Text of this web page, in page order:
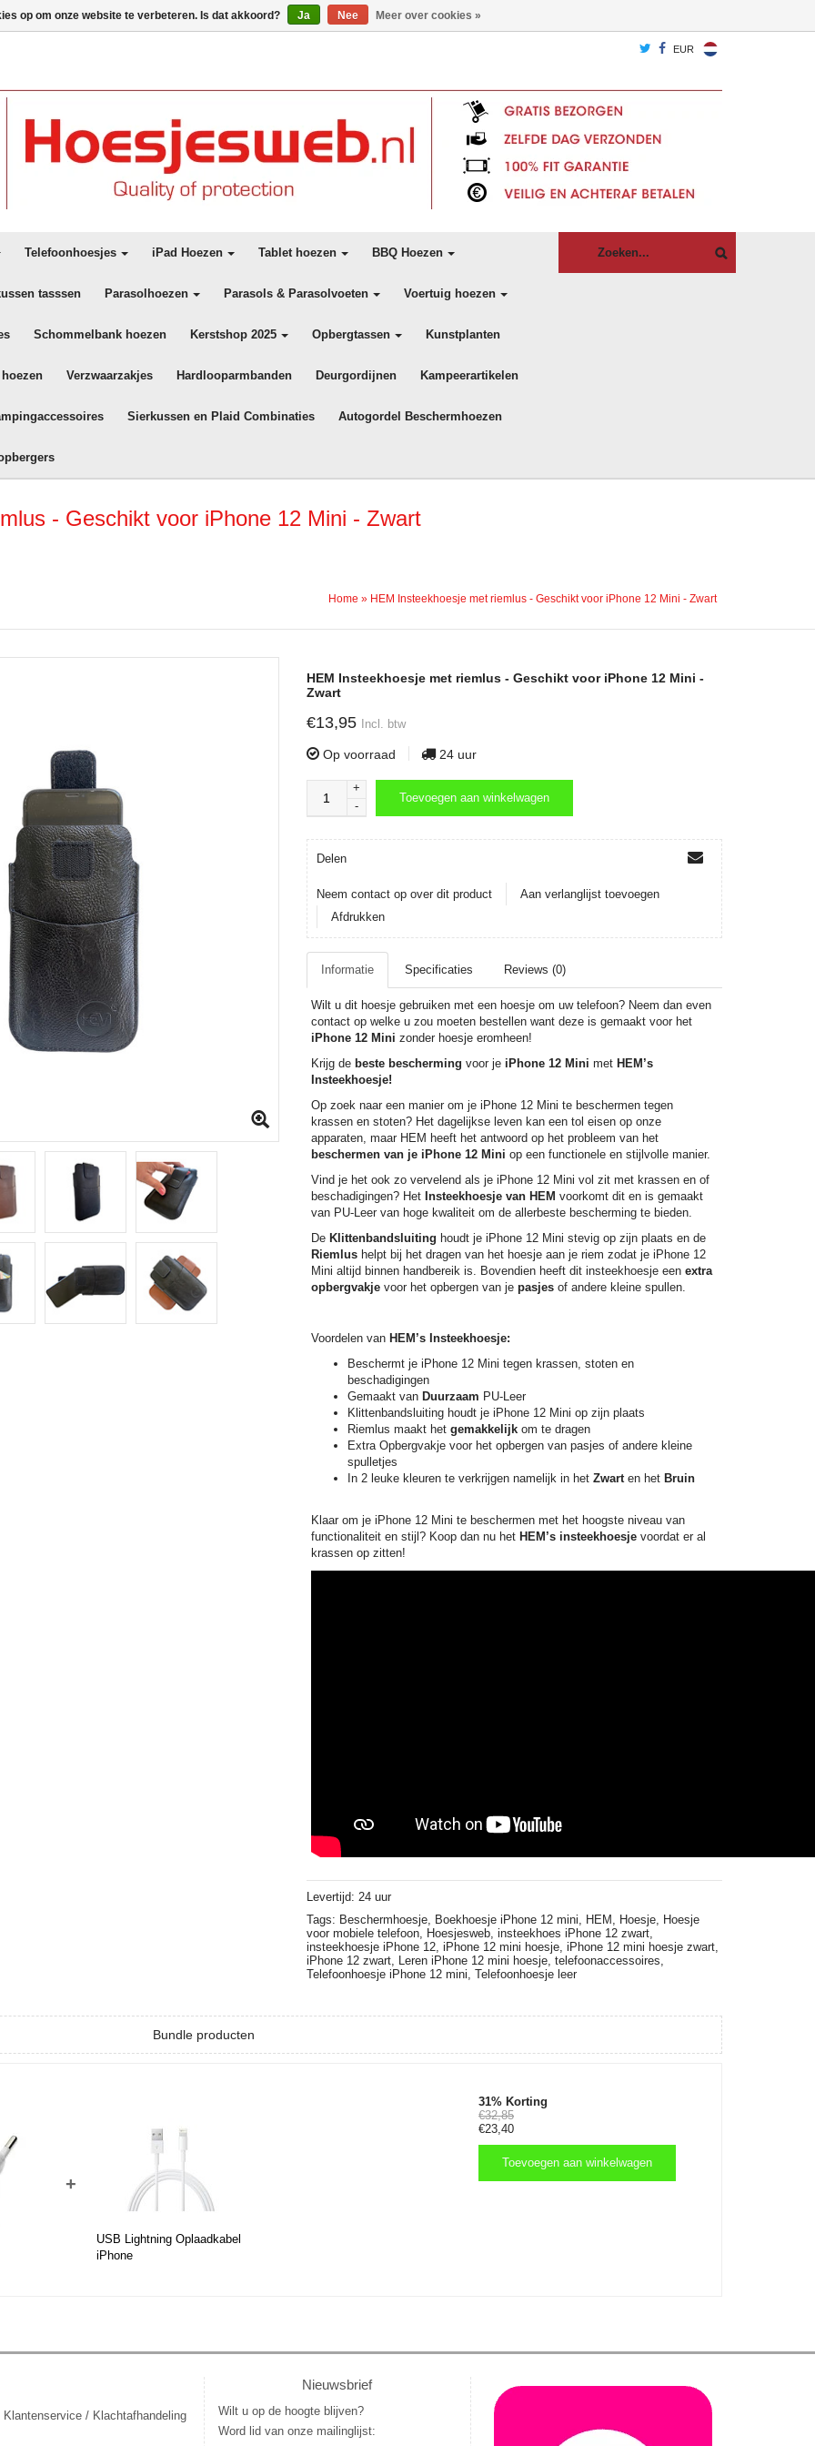
EUR
Telefoonhoesjes iPad Hoezen Tablet hoezen BBQ Hoezen
tasssen Parasolhoezen Parasols & Parasolvoeten Voertuig hoezen
Schommelbank hoezen Kerstshop 2025 Opbergtassen Kunstplanten
Verzwaarzakjes Hardlooparmbanden Deurgordijnen Kampeerartikelen
Sierkussen en Plaid Combinaties Autogordel Beschermhoezen
- Geschikt voor iPhone 12 Mini - Zwart
Home » HEM Insteekhoesje met riemlus - Geschikt voor iPhone 12 Mini - Zwart
HEM Insteekhoesje met riemlus - Geschikt voor iPhone 12 Mini -
Zwart
€13,95 Incl. btw
Op voorraad 24 uur
+
-
Toevoegen aan winkelwagen
Delen
Neem contact op over dit product
Aan verlanglijst toevoegen
Afdrukken
Informatie Specificaties Reviews (0)
Wilt u dit hoesje gebruiken met een hoesje om uw telefoon? Neem dan even
contact op welke u zou moeten bestellen want deze is gemaakt voor het
iPhone 12 Mini zonder hoesje eromheen!
Krijg de beste bescherming voor je iPhone 12 Mini metHEM’s
Insteekhoesje!
Op zoek naar een manier om je iPhone 12 Mini te beschermen tegen
krassen en stoten? Het dagelijkse leven kan een tol eisen op onze
apparaten, maar HEM heeft het antwoord op het probleem van het
beschermen van je iPhone 12 Mini op een functionele en stijlvolle manier.
Vind je het ook zo vervelend als je iPhone 12 Mini vol zit met krassen en of
beschadigingen? Het Insteekhoesje van HEM voorkomt dit en is gemaakt
van PU-Leer van hoge kwaliteit om de allerbeste bescherming te bieden.
De Klittenbandsluiting houdt je iPhone 12 Mini stevig op zijn plaats en de
Riemlus helpt bij het dragen van het hoesje aan je riem zodat je iPhone 12
Mini altijd binnen handbereik is. Bovendien heeft dit insteekhoesje een extra
opbergvakjevoor het opbergen van je pasjes of andere kleine spullen.
Voordelen van HEM’s Insteekhoesje:
Beschermt je iPhone 12 Mini tegen krassen, stoten en
beschadigingen
Gemaakt van Duurzaam PU-Leer
Klittenbandsluiting houdt je iPhone 12 Mini op zijn plaats
Riemlus maakt het gemakkelijk om te dragen
Extra Opbergvakje voor het opbergen van pasjes of andere kleine
spulletjes
In 2 leuke kleuren te verkrijgen namelijk in het Zwarten het Bruin
Klaar om je iPhone 12 Mini te beschermen met het hoogste niveau van
functionaliteit en stijl? Koop dan nu het HEM’s insteekhoesjevoordat er al
krassen op zitten!
Levertijd: 24 uur
Tags: Beschermhoesje, Boekhoesje iPhone 12 mini, HEM, Hoesje, Hoesje
voor mobiele telefoon, Hoesjesweb, insteekhoes iPhone 12 zwart,
insteekhoesje iPhone 12, iPhone 12 mini hoesje, iPhone 12 mini hoesje zwart,
iPhone 12 zwart, Leren iPhone 12 mini hoesje, telefoonaccessoires,
Telefoonhoesje iPhone 12 mini, Telefoonhoesje leer
Bundle producten
+
USB Lightning Oplaadkabel
iPhone
31% Korting
€32,85
€23,40
Toevoegen aan winkelwagen
/ Klachtafhandeling
Nieuwsbrief
Wilt u op de hoogte blijven?
Word lid van onze mailinglijst:
op om onze website te verbeteren. Is dat akkoord? Ja Nee Meer over cookies »